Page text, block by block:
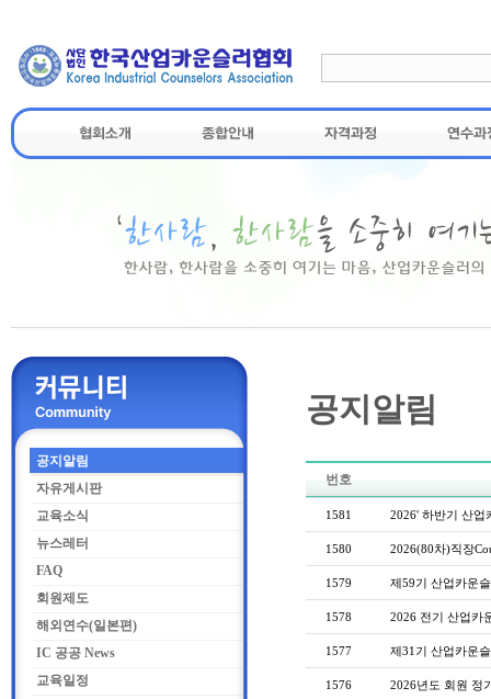
공지알림
자유게시판
교육소식
뉴스레터
FAQ
회원제도
해외연수(일본편)
IC 공공 News
교육일정
공지알림
번호
1581 2026' 하반기 산업
1580 2026(80차)직장
1579 제59기 산업카운
1578 2026 전기 산업카
1577 제31기 산업카운
1576 2026년도 회원 정